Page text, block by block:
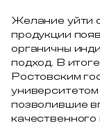
Желание уйти
продукции
органичны
подход. В
Ростовским
позволившие